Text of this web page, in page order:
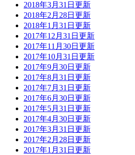
2018年3月31日更新
2018年2月28日更新
2018年1月31日更新
2017年12月31日更新
2017年11月30日更新
2017年10月31日更新
2017年9月30日更新
2017年8月31日更新
2017年7月31日更新
2017年6月30日更新
2017年5月31日更新
2017年4月30日更新
2017年3月31日更新
2017年2月28日更新
2017年1月31日更新